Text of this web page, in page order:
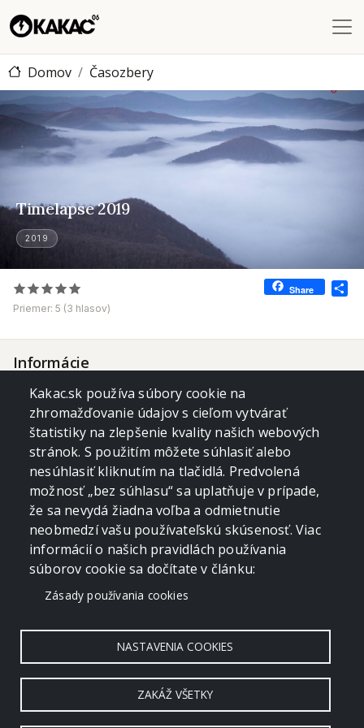
Domov Časozbery
Timelapse 2019
Timelapse 2019
2019
YouTube
Priemer: 5 (3 hlasov)
Share
Informácie
RokKakac.sk používa súbory cookie na
zhromažďovanie údajov s cieľom vytvárať
štatistiky na zlepšenie kvality našich webových
stránok. S použitím môžete súhlasiť alebo
nesúhlasiť kliknutím na tlačidlá. Predvolená
možnosť „bez súhlasu“ sa uplatňuje v prípade,
že sa nevydá žiadna voľba a odmietnutie
neobmedzí vašu používateľskú skúsenosť. Viac
informácií o našich pravidlách používania
súborov cookie sa dočítate v článku:
Zásady používania cookies
NASTAVENIA COOKIES
ZAKÁŽ VŠETKY